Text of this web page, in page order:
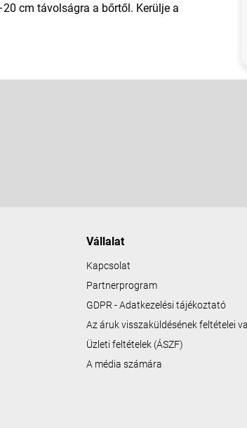
cm távolságra a bőrtől. Kerülje a
Vállalat
Kapcsolat
Partnerprogram
GDPR - Adatkezelési tájékoztató
Az áruk visszaküldésének feltételei
Üzleti feltételek (ÁSZF)
A média számára